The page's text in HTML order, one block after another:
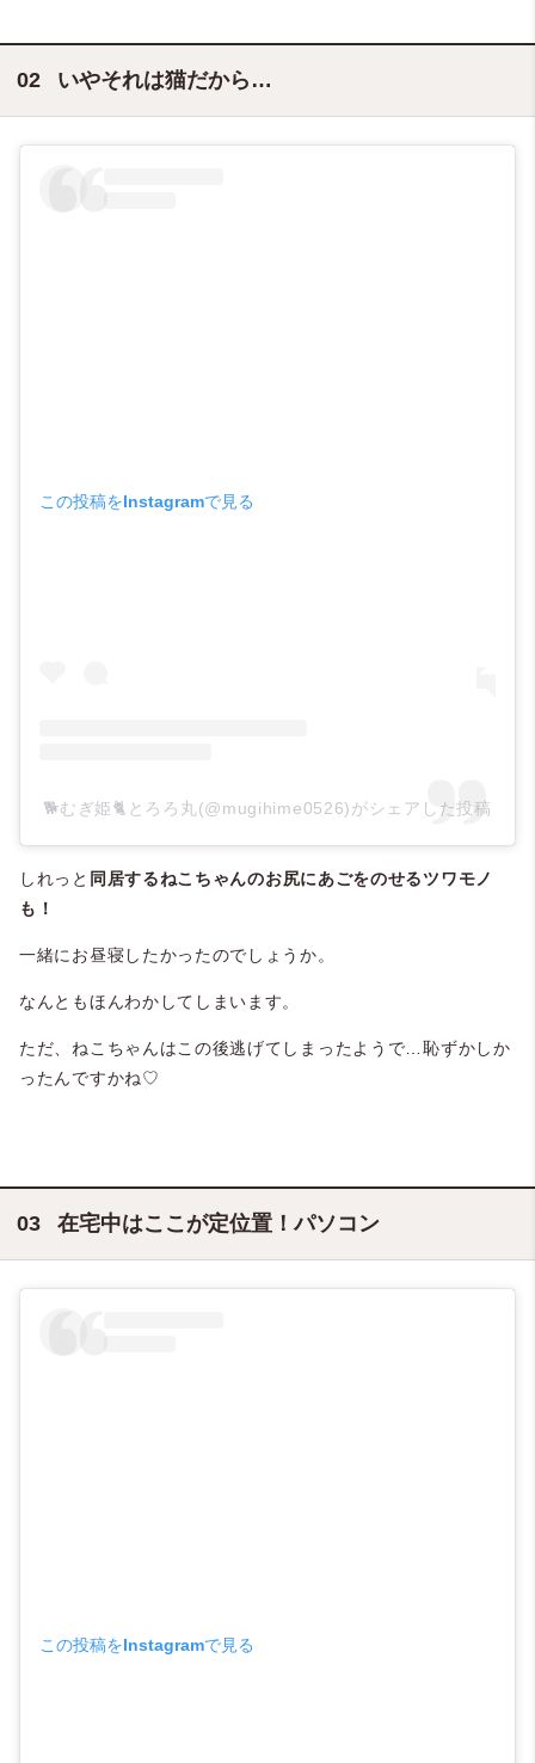
いやそれは猫だから…
この投稿をInstagramで見る
🐕むぎ姫🐈とろろ丸(@mugihime0526)がシェアした投稿
しれっと 同居するねこちゃんのお尻にあごをのせるツワモノ
も！
一緒にお昼寝したかったのでしょうか。
なんともほんわかしてしまいます。
ただ、ねこちゃんはこの後逃げてしまったようで…恥ずかしか
ったんですかね♡
在宅中はここが定位置！パソコン
この投稿をInstagramで見る